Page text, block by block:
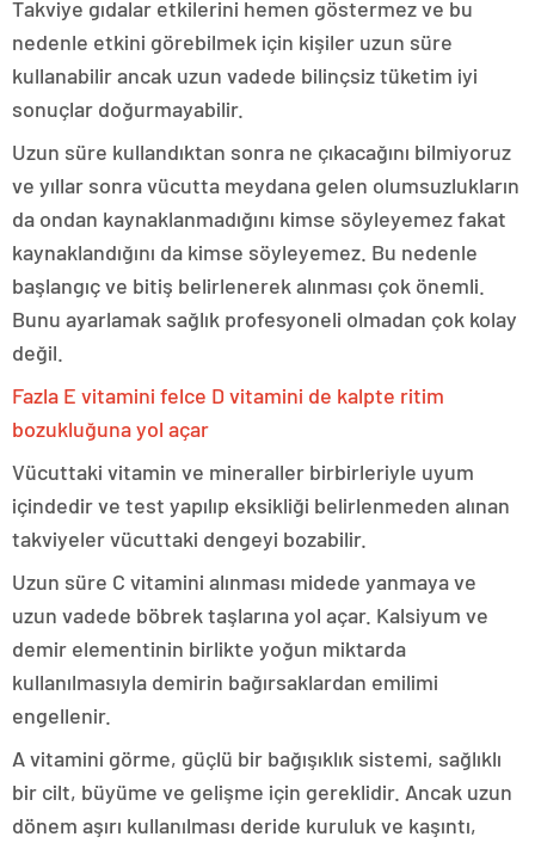
Takviye gıdalar etkilerini hemen göstermez ve bu
nedenle etkini görebilmek için kişiler uzun süre
kullanabilir ancak uzun vadede bilinçsiz tüketim iyi
sonuçlar doğurmayabilir.
Uzun süre kullandıktan sonra ne çıkacağını bilmiyoruz
ve yıllar sonra vücutta meydana gelen olumsuzlukların
da ondan kaynaklanmadığını kimse söyleyemez fakat
kaynaklandığını da kimse söyleyemez. Bu nedenle
başlangıç ve bitiş belirlenerek alınması çok önemli.
Bunu ayarlamak sağlık profesyoneli olmadan çok kolay
değil.
Fazla E vitamini felce D vitamini de kalpte ritim
bozukluğuna yol açar
Vücuttaki vitamin ve mineraller birbirleriyle uyum
içindedir ve test yapılıp eksikliği belirlenmeden alınan
takviyeler vücuttaki dengeyi bozabilir.
Uzun süre C vitamini alınması midede yanmaya ve
uzun vadede böbrek taşlarına yol açar. Kalsiyum ve
demir elementinin birlikte yoğun miktarda
kullanılmasıyla demirin bağırsaklardan emilimi
engellenir.
A vitamini görme, güçlü bir bağışıklık sistemi, sağlıklı
bir cilt, büyüme ve gelişme için gereklidir. Ancak uzun
dönem aşırı kullanılması deride kuruluk ve kaşıntı,